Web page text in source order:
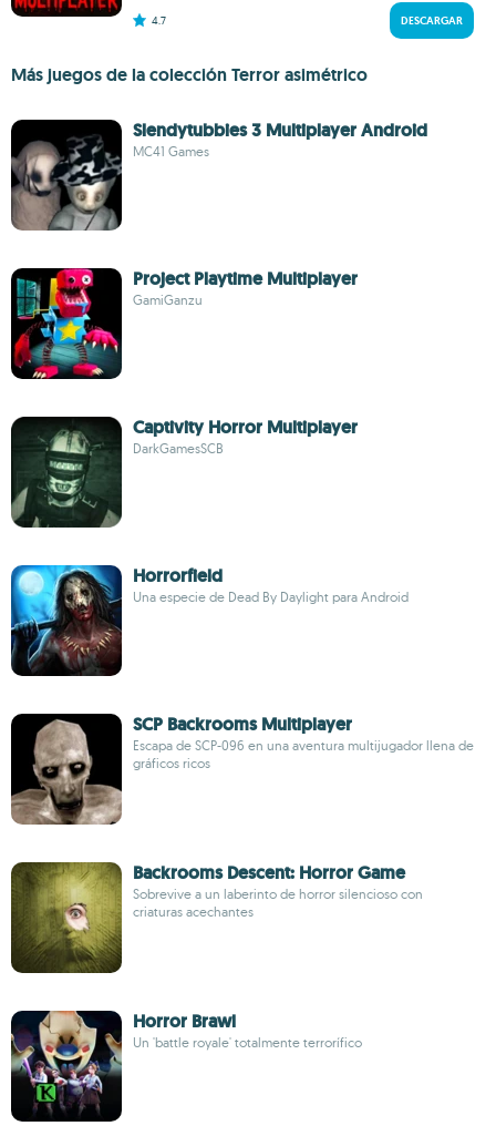
4.7 DESCARGAR
Más juegos de la colección Terror asimétrico
Slendytubbies 3 Multiplayer Android
MC41 Games
Project Playtime Multiplayer
GamiGanzu
Captivity Horror Multiplayer
DarkGamesSCB
Horrorfield
Una especie de Dead By Daylight para Android
SCP Backrooms Multiplayer
Escapa de SCP-096 en una aventura multijugador llena de
gráficos ricos
Backrooms Descent: Horror Game
Sobrevive a un laberinto de horror silencioso con
criaturas acechantes
Horror Brawl
Un 'battle royale' totalmente terrorífico